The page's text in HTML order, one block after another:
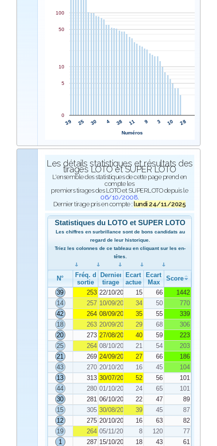
39 25 30 4 38 11 9 3 10 28
0
5
10
50
100
Numéros
Les détails statistiques et résultats des
tirages LOTO et SUPER LOTO
L'ensemble des statistiques de cette page prend en
compte les
premiers tirages des LOTO et SUPERLOTO depuis le
06/10/2008.
Dernier tirage pris en compte :lundi 24/11/2025
Statistiques du LOTO et SUPER LOTO
Les chiffres en surbrillance sont de bons candidats au
regard de leur historique.
Triez les colonnes de ce tableau en cliquant sur les en-
têtes.
N°
Fréq. de
sortie
Dernier
tirage
Ecart
actuel
Ecart
Max
Score
39
253 22/10/2025 15 66
1442
14
257 10/09/2025 34 50
770
42
264 08/09/2025 35 55
339
18
263 20/09/2025 29 68
306
20
273 27/08/2025 40 59
223
25
264 08/10/2025 21 54
203
21
269 24/09/2025 27 66
186
43
270 20/10/2025 16 45
104
13
313 30/07/2025 52 56
101
44
280 01/10/2025 24 65
101
30
281 06/10/2025 22 47
89
15
305 30/08/2025 39 45
87
12
275 20/10/2025 16 63
82
19
264 05/11/2025 8 120
77
1
287 15/10/2025 18 43
61